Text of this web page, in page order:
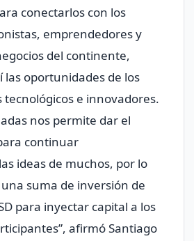
conectarlos con los
emprendedores y
del continente,
las oportunidades de los
e innovadores.
nos permite dar el
continuar
ideas de muchos, por lo
suma de inversión de
para inyectar capital a los
afirmó Santiago